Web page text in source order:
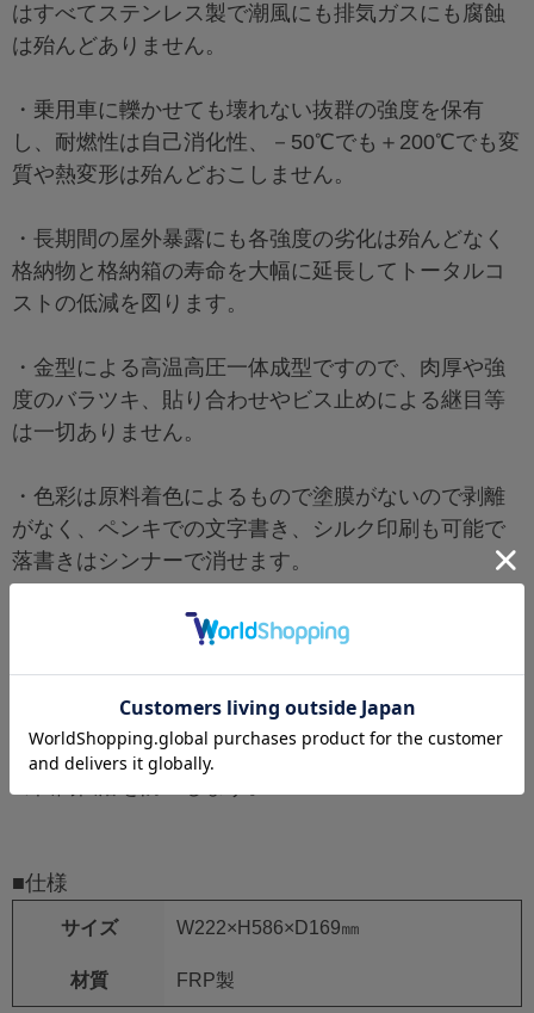
はすべてステンレス製で潮風にも排気ガスにも腐蝕
は殆んどありません。
・乗用車に轢かせても壊れない抜群の強度を保有
し、耐燃性は自己消化性、－50℃でも＋200℃でも変
質や熱変形は殆んどおこしません。
・長期間の屋外暴露にも各強度の劣化は殆んどなく
格納物と格納箱の寿命を大幅に延長してトータルコ
ストの低減を図ります。
・金型による高温高圧一体成型ですので、肉厚や強
度のバラツキ、貼り合わせやビス止めによる継目等
は一切ありません。
・色彩は原料着色によるもので塗膜がないので剥離
がなく、ペンキでの文字書き、シルク印刷も可能で
落書きはシンナーで消せます。
・本体縁部外周に段差を設け蓋をオーバーハングさ
・ワンタッチ止金を採用して扉の接触開放や消火器
■仕様
サイズ W222×H586×D169㎜
材質 FRP製